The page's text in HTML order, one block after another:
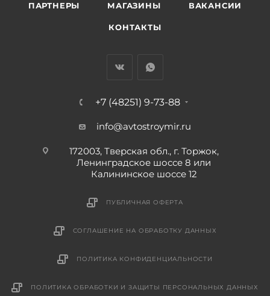
ПАРТНЕРЫ МАГАЗИНЫ ВАКАНСИИ
КОНТАКТЫ
+7 (48251) 9-73-88
info@avtostroymir.ru
172003, Тверская обл., г. Торжок,
Ленинградское шоссе 8 или
Калининское шоссе 12
ПУБЛИЧНАЯ ОФЕРТА
СОГЛАШЕНИЕ НА ОБРАБОТКУ ДАННЫХ
ПОЛИТИКА КОНФИДЕНЦИАЛЬНОСТИ
ПОЛИТИКА ОБРАБОТКИ И ЗАЩИТЫ ПЕРСОНАЛЬНЫХ ДАННЫХ